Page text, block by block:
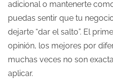
e
n
t
r
a
d
adicional o mantenerte
puedas sentir que tu
dejarte “dar el salto”. El
opinión, los mejores por
muchas veces no son
aplicar.